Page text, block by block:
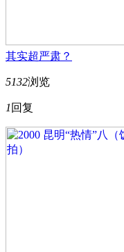
其实超严肃？
5132浏览
1 回复